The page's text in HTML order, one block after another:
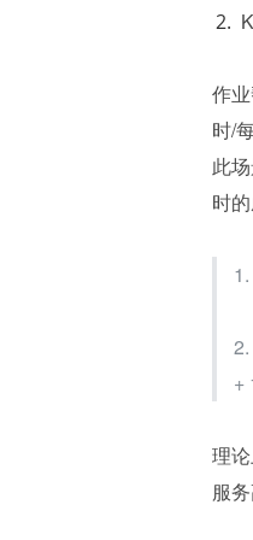
作
时/
此
时
+
理
服